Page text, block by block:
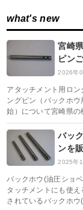
what's new
宮崎
ピン
2026年
アタッチメント用ロ
ングピン（バックホ
始）について宮崎県
バッ
ンを
2025年
バックホウ(油圧ショ
タッチメントにも使
されているバックホ